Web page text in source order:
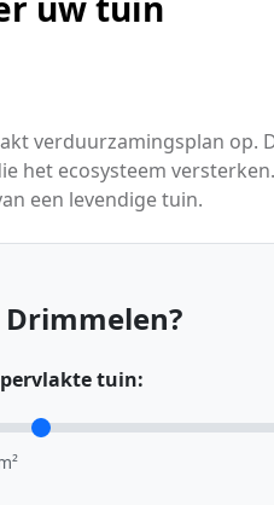
verduurzamingsplan op.
het ecosysteem
een levendige tuin.
tuin: